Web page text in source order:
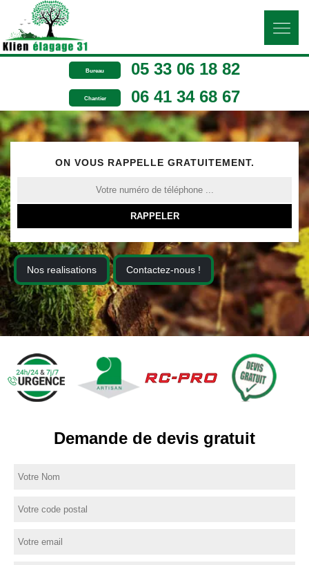
Bureau 05 33 06 18 82
Chantier 06 41 34 68 67
ON VOUS RAPPELLE GRATUITEMENT.
Nos realisations Contactez-nous !
Demande de devis gratuit